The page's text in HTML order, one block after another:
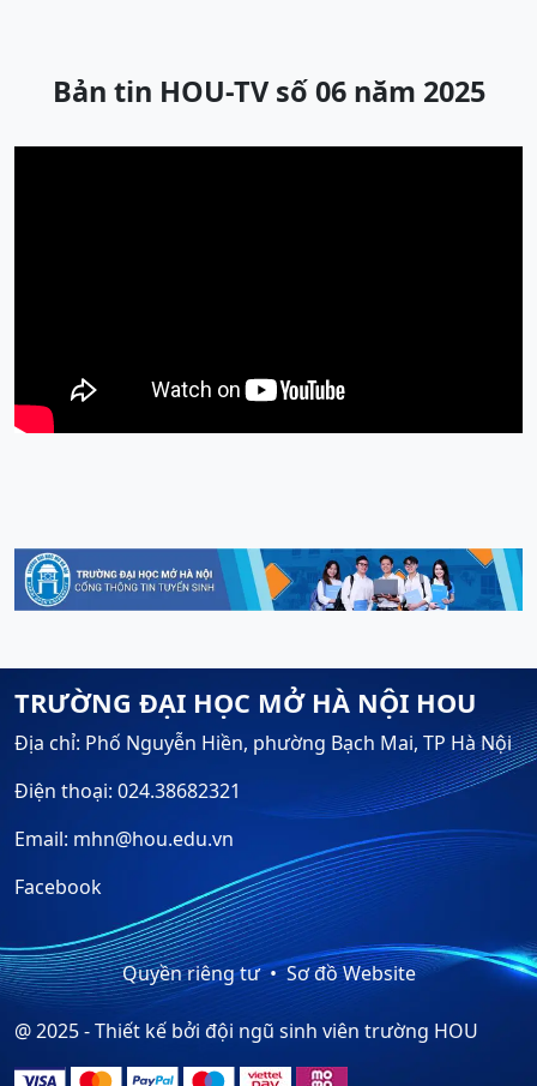
Bản tin HOU-TV số 06 năm 2025
TRƯỜNG ĐẠI HỌC MỞ HÀ NỘI HOU
Địa chỉ: Phố Nguyễn Hiền, phường Bạch Mai, TP Hà Nội
Điện thoại: 024.38682321
Email: mhn@hou.edu.vn
Facebook
Quyền riêng tư Sơ đồ Website
@ 2025 - Thiết kế bởi đội ngũ sinh viên trường HOU